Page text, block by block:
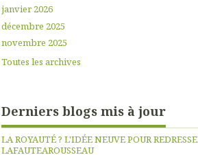
janvier 2026
décembre 2025
novembre 2025
Toutes les archives
Derniers blogs mis à jour
LA ROYAUTÉ ? L'IDÉE NEUVE POUR
LAFAUTEAROUSSEAU